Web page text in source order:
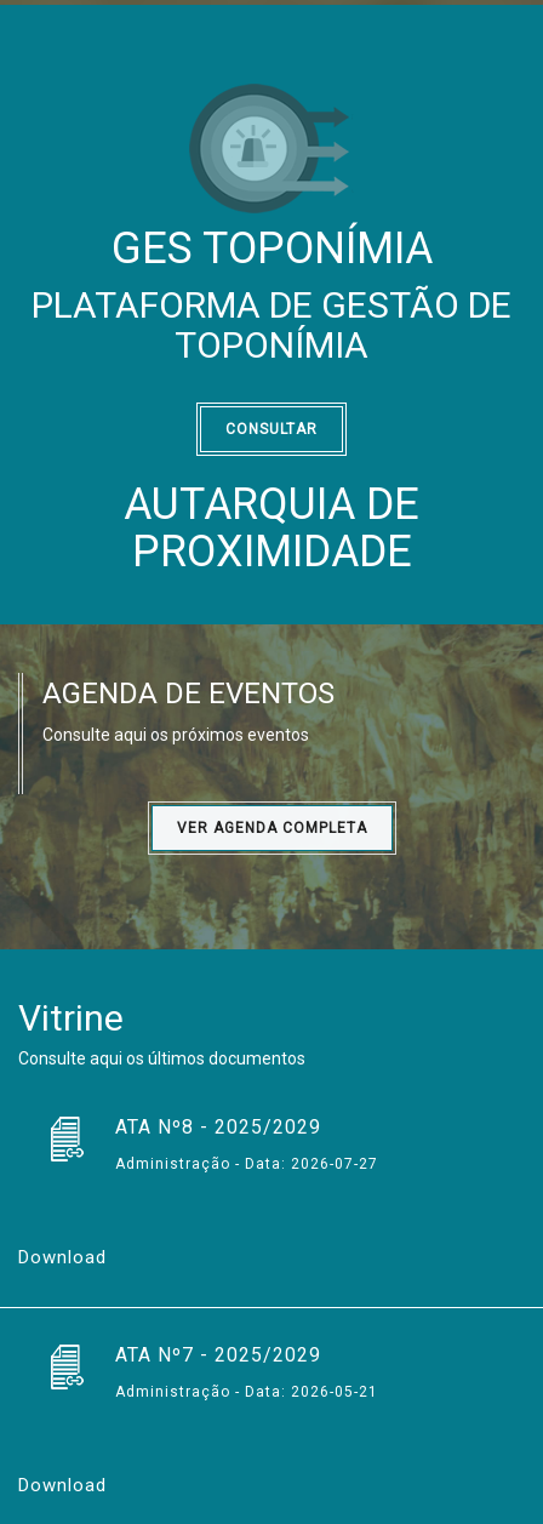
GES TOPONÍMIA
PLATAFORMA DE GESTÃO DE
TOPONÍMIA
CONSULTAR
AUTARQUIA DE
PROXIMIDADE
AGENDA DE EVENTOS
Consulte aqui os próximos eventos
VER AGENDA COMPLETA
Vitrine
Consulte aqui os últimos documentos
ATA Nº8 - 2025/2029
Administração - Data: 2026-07-27
Download
ATA Nº7 - 2025/2029
Administração - Data: 2026-05-21
Download